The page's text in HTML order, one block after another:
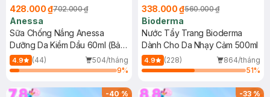
428.000 ₫702.000 ₫
Anessa
Sữa Chống Nắng Anessa
Dưỡng Da Kiềm Dầu 60ml (Bản
Mới)
4.9 (44)
504/tháng
9%
338.000 ₫560.000 ₫
Bioderma
Nước Tẩy Trang Bioderma
Dành Cho Da Nhạy Cảm 500ml
4.9 (228)
864/tháng
51%
-40% -33%